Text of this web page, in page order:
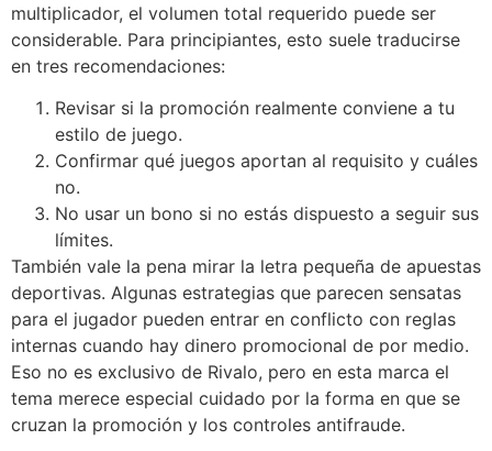
multiplicador, el volumen total requerido puede ser
considerable. Para principiantes, esto suele traducirse
en tres recomendaciones:
Revisar si la promoción realmente conviene a tu
estilo de juego.
Confirmar qué juegos aportan al requisito y cuáles
no.
No usar un bono si no estás dispuesto a seguir sus
límites.
También vale la pena mirar la letra pequeña de apuestas
deportivas. Algunas estrategias que parecen sensatas
para el jugador pueden entrar en conflicto con reglas
internas cuando hay dinero promocional de por medio.
Eso no es exclusivo de Rivalo, pero en esta marca el
tema merece especial cuidado por la forma en que se
cruzan la promoción y los controles antifraude.